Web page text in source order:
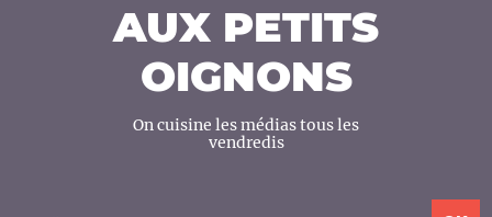
AUX PETITS
OIGNONS
On cuisine les médias tous les
vendredis